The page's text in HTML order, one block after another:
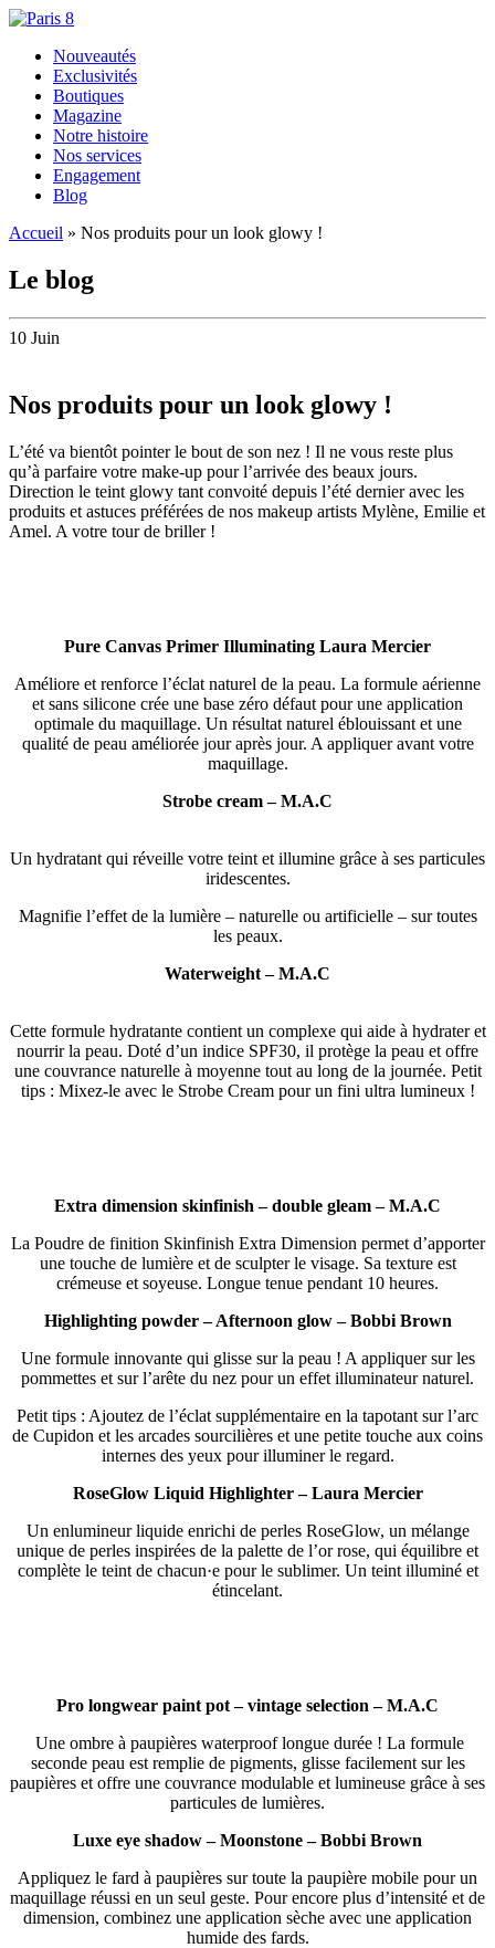
Nouveautés
Exclusivités
Boutiques
Magazine
Notre histoire
Nos services
Engagement
Blog
Accueil » Nos produits pour un look glowy !
Le blog
10 Juin
Nos produits pour un look glowy !
L’été va bientôt pointer le bout de son nez ! Il ne vous reste plus
qu’à parfaire votre make-up pour l’arrivée des beaux jours.
Direction le teint glowy tant convoité depuis l’été dernier avec les
produits et astuces préférées de nos makeup artists Mylène, Emilie et
Amel. A votre tour de briller !
Pure Canvas Primer Illuminating Laura Mercier
Améliore et renforce l’éclat naturel de la peau. La formule aérienne
et sans silicone crée une base zéro défaut pour une application
optimale du maquillage. Un résultat naturel éblouissant et une
qualité de peau améliorée jour après jour. A appliquer avant votre
maquillage.
Strobe cream – M.A.C
Un hydratant qui réveille votre teint et illumine grâce à ses particules
iridescentes.
Magnifie l’effet de la lumière – naturelle ou artificielle – sur toutes
les peaux.
Waterweight – M.A.C
Cette formule hydratante contient un complexe qui aide à hydrater et
nourrir la peau. Doté d’un indice SPF30, il protège la peau et offre
une couvrance naturelle à moyenne tout au long de la journée. Petit
tips : Mixez-le avec le Strobe Cream pour un fini ultra lumineux !
Extra dimension skinfinish – double gleam – M.A.C
La Poudre de finition Skinfinish Extra Dimension permet d’apporter
une touche de lumière et de sculpter le visage. Sa texture est
crémeuse et soyeuse. Longue tenue pendant 10 heures.
Highlighting powder – Afternoon glow – Bobbi Brown
Une formule innovante qui glisse sur la peau ! A appliquer sur les
pommettes et sur l’arête du nez pour un effet illuminateur naturel.
Petit tips : Ajoutez de l’éclat supplémentaire en la tapotant sur l’arc
de Cupidon et les arcades sourcilières et une petite touche aux coins
internes des yeux pour illuminer le regard.
RoseGlow Liquid Highlighter – Laura Mercier
Un enlumineur liquide enrichi de perles RoseGlow, un mélange
unique de perles inspirées de la palette de l’or rose, qui équilibre et
complète le teint de chacun·e pour le sublimer. Un teint illuminé et
étincelant.
Pro longwear paint pot – vintage selection – M.A.C
Une ombre à paupières waterproof longue durée ! La formule
seconde peau est remplie de pigments, glisse facilement sur les
paupières et offre une couvrance modulable et lumineuse grâce à ses
particules de lumières.
Luxe eye shadow – Moonstone – Bobbi Brown
Appliquez le fard à paupières sur toute la paupière mobile pour un
maquillage réussi en un seul geste. Pour encore plus d’intensité et de
dimension, combinez une application sèche avec une application
humide des fards.